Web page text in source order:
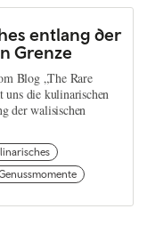
entlang der
Grenze
Blog „The Rare
uns die kulinarischen
der walisischen